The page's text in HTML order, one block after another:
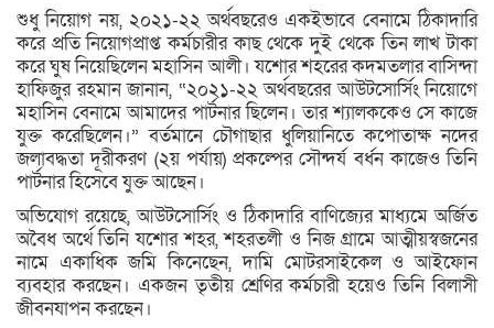
শুধু নিয়োগ নয়, ২০২১-২২ অর্থবছরেও একইভাবে বেনামে ঠিকাদারি
করে প্রতি নিয়োগপ্রাপ্ত কর্মচারীর কাছ থেকে দুই থেকে তিন লাখ টাকা
করে ঘুষ নিয়েছিলেন মহাসিন আলী। যশোর শহরের কদমতলার বাসিন্দা
হাফিজুর রহমান জানান, “২০২১-২২ অর্থবছরের আউটসোর্সিং নিয়োগে
মহাসিন বেনামে আমাদের পার্টনার ছিলেন। তার শ্যালককেও সে কাজে
যুক্ত করেছিলেন।” বর্তমানে চৌগাছার ধুলিয়ানিতে কপোতাক্ষ নদের
জলাবদ্ধতা দূরীকরণ (২য় পর্যায়) প্রকল্পের সৌন্দর্য বর্ধন কাজেও তিনি
পার্টনার হিসেবে যুক্ত আছেন।
অভিযোগ রয়েছে, আউটসোর্সিং ও ঠিকাদারি বাণিজ্যের মাধ্যমে অর্জিত
অবৈধ অর্থে তিনি যশোর শহর, শহরতলী ও নিজ গ্রামে আত্মীয়স্বজনের
নামে একাধিক জমি কিনেছেন, দামি মোটরসাইকেল ও আইফোন
ব্যবহার করছেন। একজন তৃতীয় শ্রেণির কর্মচারী হয়েও তিনি বিলাসী
জীবনযাপন করছেন।